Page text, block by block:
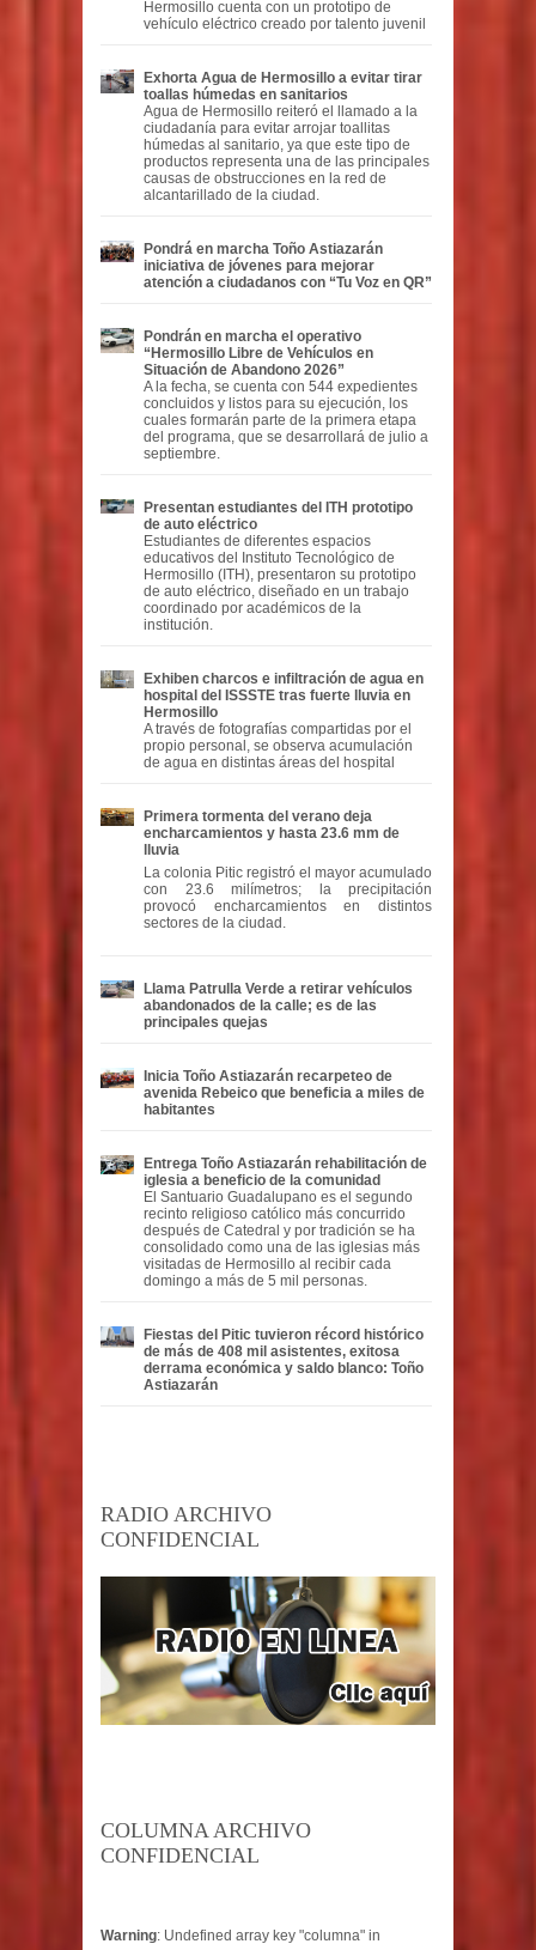
Hermosillo cuenta con un prototipo de
vehículo eléctrico creado por talento juvenil
Exhorta Agua de Hermosillo a evitar tirar
toallas húmedas en sanitarios
Agua de Hermosillo reiteró el llamado a la
ciudadanía para evitar arrojar toallitas
húmedas al sanitario, ya que este tipo de
productos representa una de las principales
causas de obstrucciones en la red de
alcantarillado de la ciudad.
Pondrá en marcha Toño Astiazarán
iniciativa de jóvenes para mejorar
atención a ciudadanos con “Tu Voz en QR”
Pondrán en marcha el operativo
“Hermosillo Libre de Vehículos en
Situación de Abandono 2026”
A la fecha, se cuenta con 544 expedientes
concluidos y listos para su ejecución, los
cuales formarán parte de la primera etapa
del programa, que se desarrollará de julio a
septiembre.
Presentan estudiantes del ITH prototipo
de auto eléctrico
Estudiantes de diferentes espacios
educativos del Instituto Tecnológico de
Hermosillo (ITH), presentaron su prototipo
de auto eléctrico, diseñado en un trabajo
coordinado por académicos de la
institución.
Exhiben charcos e infiltración de agua en
hospital del ISSSTE tras fuerte lluvia en
Hermosillo
A través de fotografías compartidas por el
propio personal, se observa acumulación
de agua en distintas áreas del hospital
Primera tormenta del verano deja
encharcamientos y hasta 23.6 mm de
lluvia
La colonia Pitic registró el mayor acumulado
con 23.6 milímetros; la precipitación
provocó encharcamientos en distintos
sectores de la ciudad.
Llama Patrulla Verde a retirar vehículos
abandonados de la calle; es de las
principales quejas
Inicia Toño Astiazarán recarpeteo de
avenida Rebeico que beneficia a miles de
habitantes
Entrega Toño Astiazarán rehabilitación de
iglesia a beneficio de la comunidad
El Santuario Guadalupano es el segundo
recinto religioso católico más concurrido
después de Catedral y por tradición se ha
consolidado como una de las iglesias más
visitadas de Hermosillo al recibir cada
domingo a más de 5 mil personas.
Fiestas del Pitic tuvieron récord histórico
de más de 408 mil asistentes, exitosa
derrama económica y saldo blanco: Toño
Astiazarán
RADIO ARCHIVO
CONFIDENCIAL
COLUMNA ARCHIVO
CONFIDENCIAL
Warning: Undefined array key "columna" in